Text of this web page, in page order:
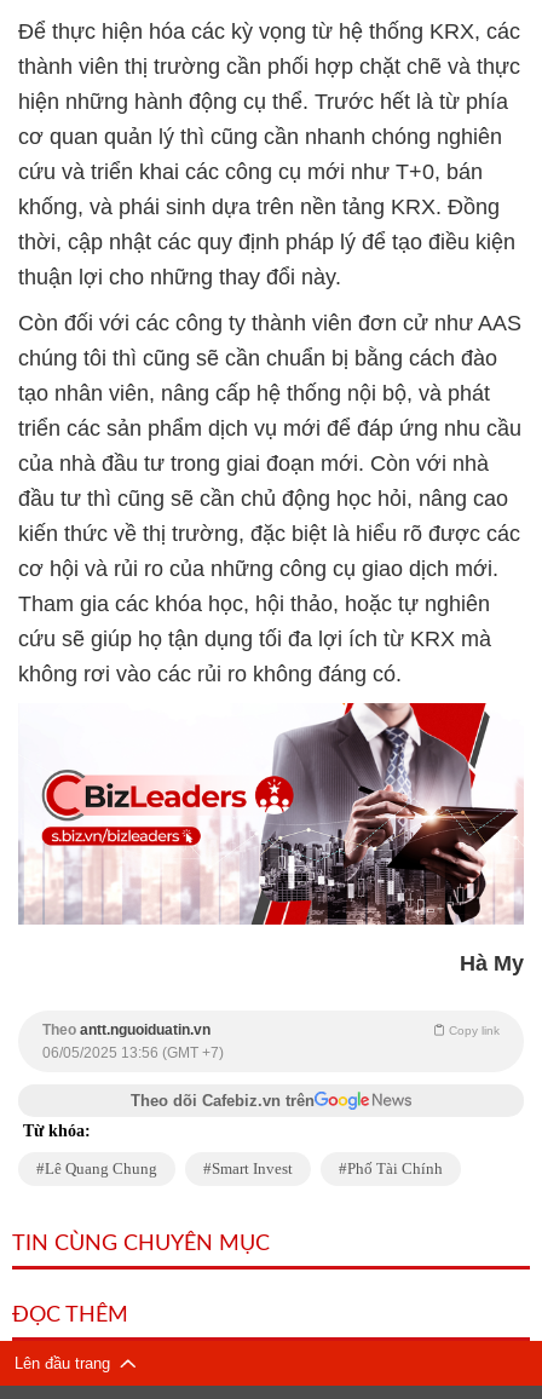
Để thực hiện hóa các kỳ vọng từ hệ thống KRX, các
thành viên thị trường cần phối hợp chặt chẽ và thực
hiện những hành động cụ thể. Trước hết là từ phía
cơ quan quản lý thì cũng cần nhanh chóng nghiên
cứu và triển khai các công cụ mới như T+0, bán
khống, và phái sinh dựa trên nền tảng KRX. Đồng
thời, cập nhật các quy định pháp lý để tạo điều kiện
thuận lợi cho những thay đổi này.
Còn đối với các công ty thành viên đơn cử như AAS
chúng tôi thì cũng sẽ cần chuẩn bị bằng cách đào
tạo nhân viên, nâng cấp hệ thống nội bộ, và phát
triển các sản phẩm dịch vụ mới để đáp ứng nhu cầu
của nhà đầu tư trong giai đoạn mới. Còn với nhà
đầu tư thì cũng sẽ cần chủ động học hỏi, nâng cao
kiến thức về thị trường, đặc biệt là hiểu rõ được các
cơ hội và rủi ro của những công cụ giao dịch mới.
Tham gia các khóa học, hội thảo, hoặc tự nghiên
cứu sẽ giúp họ tận dụng tối đa lợi ích từ KRX mà
không rơi vào các rủi ro không đáng có.
Hà My
Theo antt.nguoiduatin.vn Copy link
06/05/2025 13:56 (GMT +7)
Theo dõi Cafebiz.vn trên
Từ khóa:
Lê Quang Chung Smart Invest Phố Tài Chính
TIN CÙNG CHUYÊN MỤC
ĐỌC THÊM
Lên đầu trang